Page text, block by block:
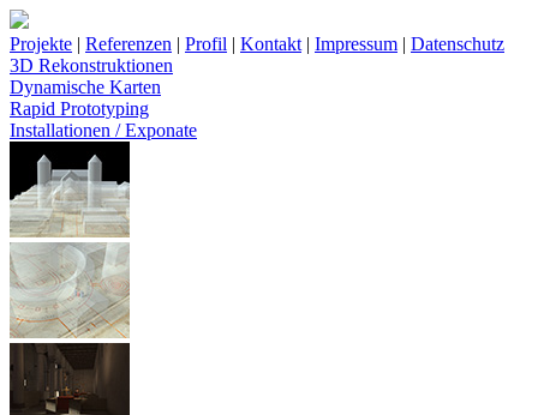
Projekte | Referenzen | Profil | Kontakt | Impressum | Datenschutz
3D Rekonstruktionen
Dynamische Karten
Rapid Prototyping
Installationen / Exponate